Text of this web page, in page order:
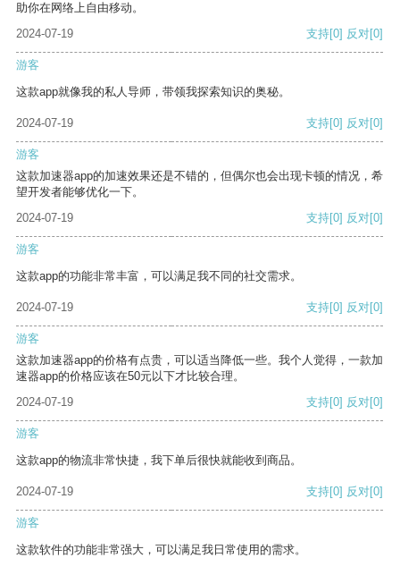
助你在网络上自由移动。
2024-07-19
支持[0] 反对[0]
游客
这款app就像我的私人导师，带领我探索知识的奥秘。
2024-07-19 支持[0] 反对[0]
游客
这款加速器app的加速效果还是不错的，但偶尔也会出现卡顿的情况，希
望开发者能够优化一下。
2024-07-19
支持[0] 反对[0]
游客
这款app的功能非常丰富，可以满足我不同的社交需求。
2024-07-19 支持[0] 反对[0]
游客
这款加速器app的价格有点贵，可以适当降低一些。我个人觉得，一款加
速器app的价格应该在50元以下才比较合理。
2024-07-19
支持[0] 反对[0]
游客
这款app的物流非常快捷，我下单后很快就能收到商品。
2024-07-19 支持[0] 反对[0]
游客
这款软件的功能非常强大，可以满足我日常使用的需求。